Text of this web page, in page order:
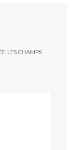
LES CHAMPS